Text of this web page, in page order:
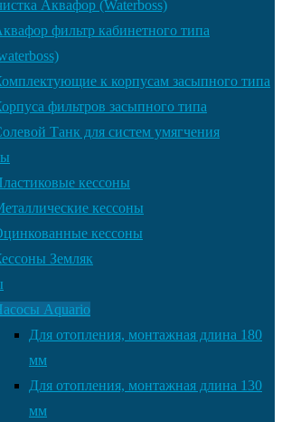
Аквафор (Waterboss)
фильтр кабинетного типа
к корпусам засыпного типа
фильтров засыпного типа
Танк для систем умягчения
кессоны
кессоны
кессоны
Земляк
Aquario
Для отопления, монтажная длина 180
мм
Для отопления, монтажная длина 130
мм